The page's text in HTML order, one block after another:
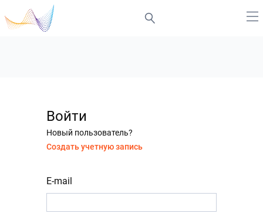
Войти
Новый пользователь?
Создать учетную запись
E-mail